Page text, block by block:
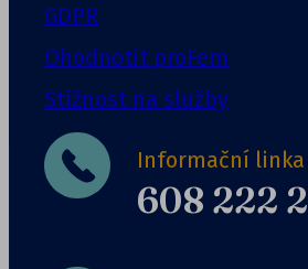
GDPR
Ohodnotit proFem
Stížnost na služby
Informační linka
608 222